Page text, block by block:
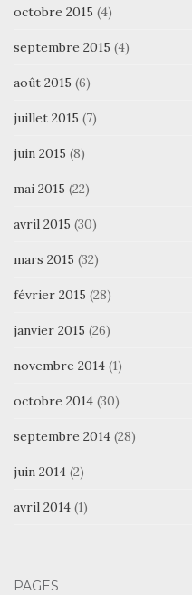
octobre 2015 (4)
septembre 2015 (4)
août 2015 (6)
juillet 2015 (7)
juin 2015 (8)
mai 2015 (22)
avril 2015 (30)
mars 2015 (32)
février 2015 (28)
janvier 2015 (26)
novembre 2014 (1)
octobre 2014 (30)
septembre 2014 (28)
juin 2014 (2)
avril 2014 (1)
PAGES